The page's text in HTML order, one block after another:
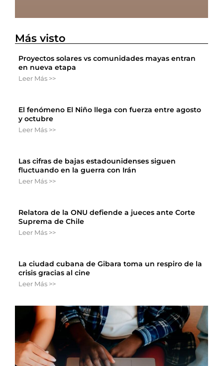
Más visto
Proyectos solares vs comunidades mayas entran
en nueva etapa
Leer Más >>
El fenómeno El Niño llega con fuerza entre agosto
y octubre
Leer Más >>
Las cifras de bajas estadounidenses siguen
fluctuando en la guerra con Irán
Leer Más >>
Relatora de la ONU defiende a jueces ante Corte
Suprema de Chile
Leer Más >>
La ciudad cubana de Gibara toma un respiro de la
crisis gracias al cine
Leer Más >>